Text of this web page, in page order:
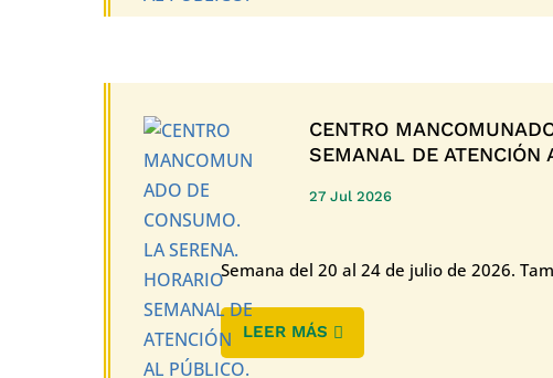
CENTRO
SEMANAL DE ATENCIÓN
27 Jul 2026
Semana del 20 al 24 de julio de 2026.
LEER MÁS